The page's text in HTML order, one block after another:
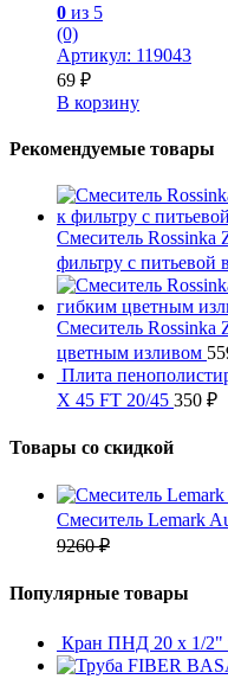
0 из 5
(0)
Артикул: 119043
69 ₽
В корзину
Рекомендуемые товары
Смеситель Rossinka
фильтру с питьевой
Смеситель Rossinka
цветным изливом
Плита
X 45 FT 20/45 350 ₽
Товары со скидкой
Смеситель Lemark
9260₽
Популярные товары
Кран ПНД 20 x 1/2"